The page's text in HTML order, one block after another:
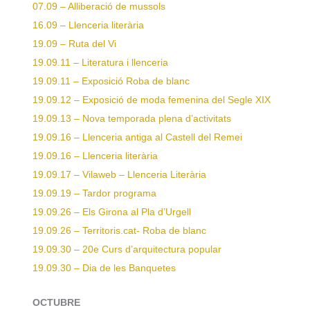
07.09 – Alliberació de mussols
16.09 – Llenceria literària
19.09 – Ruta del Vi
19.09.11 – Literatura i llenceria
19.09.11 – Exposició Roba de blanc
19.09.12 – Exposició de moda femenina del Segle XIX
19.09.13 – Nova temporada plena d’activitats
19.09.16 – Llenceria antiga al Castell del Remei
19.09.16 – Llenceria literària
19.09.17 – Vilaweb – Llenceria Literària
19.09.19 – Tardor programa
19.09.26 – Els Girona al Pla d’Urgell
19.09.26 – Territoris.cat- Roba de blanc
19.09.30 – 20e Curs d’arquitectura popular
19.09.30 – Dia de les Banquetes
OCTUBRE